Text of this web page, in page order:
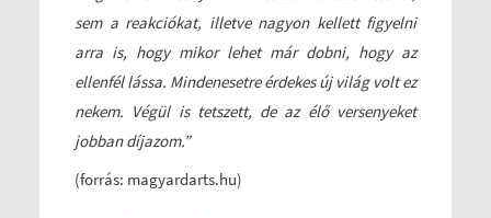
sem a reakciókat, illetve nagyon kellett figyelni
arra is, hogy mikor lehet már dobni, hogy az
ellenfél lássa. Mindenesetre érdekes új világ volt ez
nekem. Végül is tetszett, de az élő versenyeket
jobban díjazom.”
(forrás: magyardarts.hu)